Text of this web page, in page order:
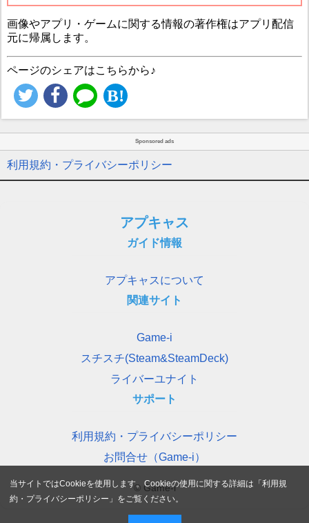
画像やアプリ・ゲームに関する情報の著作権はアプリ配信
元に帰属します。
ページのシェアはこちらから♪
Sponsored ads
利用規約・プライバシーポリシー
アプキャス
ガイド情報
アプキャスについて
関連サイト
Game-i
スチスチ(Steam&SteamDeck)
ライバーユナイト
サポート
利用規約・プライバシーポリシー
お問合せ（Game-i）
© Game-i
当サイトではCookieを使用します。Cookieの使用に関する詳細は「利用規
約・プライバシーポリシー 」をご覧ください。